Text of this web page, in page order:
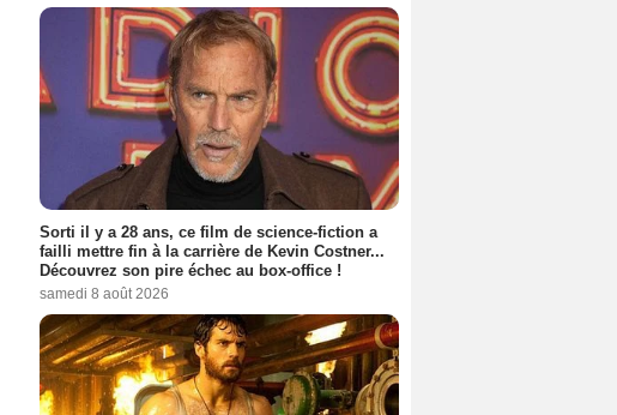
Sorti il y a 28 ans, ce film de science-fiction a
failli mettre fin à la carrière de Kevin Costner...
Découvrez son pire échec au box-office !
samedi 8 août 2026